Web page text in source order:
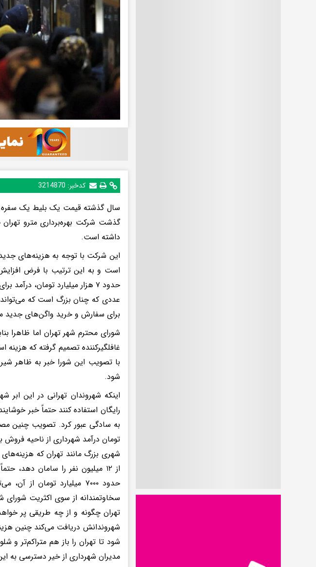
کدخبر: 3214870
گذشت شرکت بهره‌برداری مترو تهران
داشته است.
است و به این ترتیب با فرض افزایش
حدود ۷ هزار میلیارد تومان، درآمد برای شرکت مترو ایجاد خواهد شد.
عددی که چنان بزرگ است که
برای سفارش و خرید واگن‌های جدید
شورای محترم شهر تهران اما ظاهرا
با تصویب این شورا خبر به ظاهر
شود.
اینکه شهروندان تهرانی در این
رایگان استفاده کنند حتماً خبر
تومان درآمد شهرداری از ناحیه فروش
شهری بزرگ مانند تهران که
حدود ۷۰۰۰ میلیارد تومان
سخاوتمندانه از سوی اکثریت شورای
تهران چگونه و از چه طریقی پر
شهروندانش دریافت می‌کند چنین
شود تا تهران را باز هم متراکم‌تر و
مدیران شهرداری از خیر دسترسی به این حدود ۷۰۰۰ میلیارد تومان بگذرند و شهر،